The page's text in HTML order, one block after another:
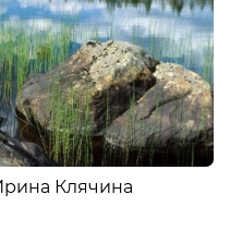
Клячина